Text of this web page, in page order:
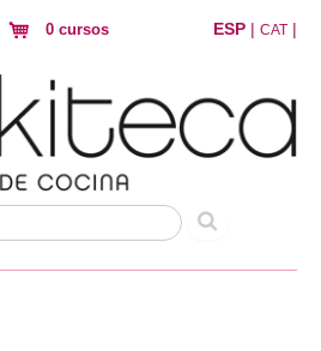
0 cursos ESP | CAT |